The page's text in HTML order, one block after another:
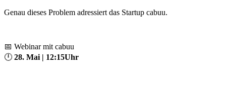
Genau dieses Problem adressiert das Startup cabuu.
📅 Webinar mit cabuu
🕛 28. Mai | 12:15Uhr